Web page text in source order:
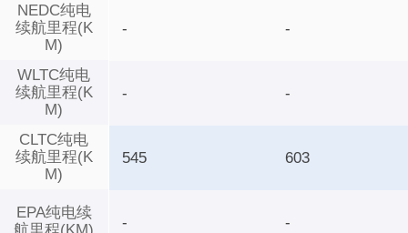
NEDC纯电
续航里程(K
M)
WLTC纯电
续航里程(K
M)
CLTC纯电
续航里程(K
M)
EPA纯电续
- -
- -
545 603
- -